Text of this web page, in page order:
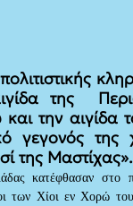
της
την αιγίδα
γεγονός
της Μαστίχας».
κατέφθασαν στο
των Χίοι εν Χορώ